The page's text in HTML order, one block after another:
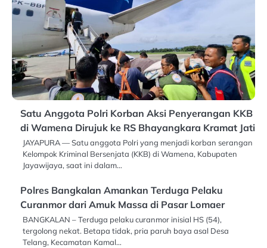
Satu Anggota Polri Korban Aksi Penyerangan KKB
di Wamena Dirujuk ke RS Bhayangkara Kramat Jati
JAYAPURA — Satu anggota Polri yang menjadi korban serangan
Kelompok Kriminal Bersenjata (KKB) di Wamena, Kabupaten
Jayawijaya, saat ini dalam…
Polres Bangkalan Amankan Terduga Pelaku
Curanmor dari Amuk Massa di Pasar Lomaer
BANGKALAN – Terduga pelaku curanmor inisial HS (54),
tergolong nekat. Betapa tidak, pria paruh baya asal Desa
Telang, Kecamatan Kamal…